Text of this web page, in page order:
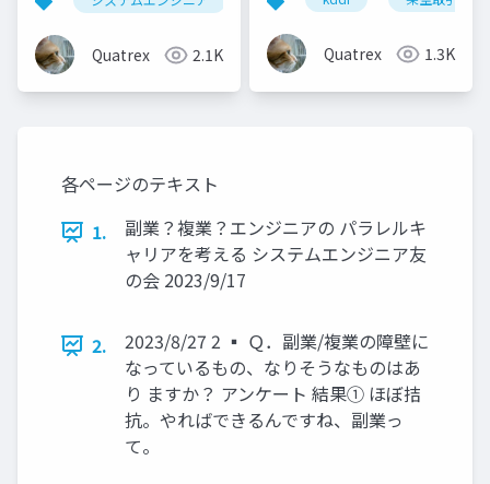
Quatrex 2.1K Quatrex 1.3K
各ページのテキスト
1.
副業？複業？エンジニアの パラレルキ
ャリアを考える システムエンジニア友
の会 2023/9/17
2.
2023/8/27 2 ▪ Ｑ．副業/複業の障壁に
なっているもの、なりそうなものはあ
り ますか？ アンケート 結果① ほぼ拮
抗。やればできるんですね、副業っ
て。